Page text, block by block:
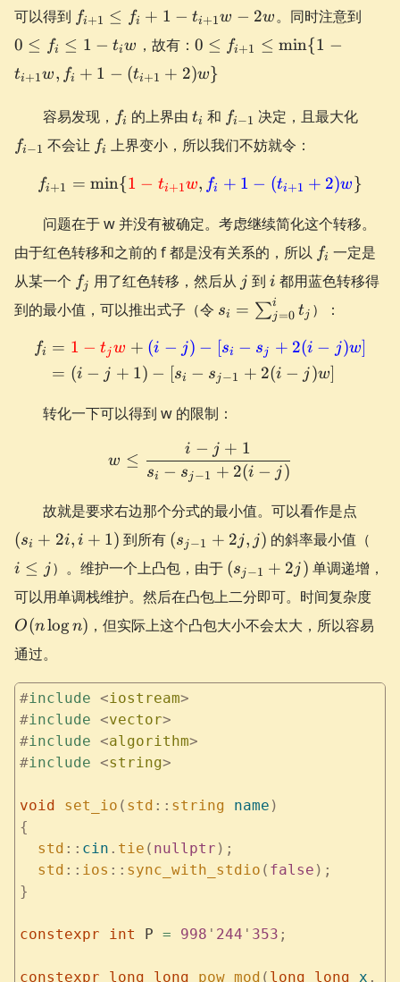
可以得到 f_{i+1}
\le f_{i}
+1-
t_{i+1}w-
fi+1 ≤ fi + 1 − ti+1w − 2w。同时注意到
0 ≤ fi ≤ 1 − tiw ，故有： 0 \le f_{i+1} \le
\min\{1 -
t_{i+1}w,
(t_{i+1}+2)w\}
0 ≤ fi+1 ≤ min{1 −
ti+1w, fi + 1 − (ti+1 + 2)w}
容易发现， f_{i}
fi 的上界由t_{i}
ti 和 f_{i-
1}
fi−1 决定，且最大化
fi−1 不会让 f_{i}
fi 上界变小，所以我们不妨就令：
fi+1 = min{1 − ti+1w, fi + 1 − (ti+1 + 2)w}
问题在于 w 并没有被确定。考虑继续简化这个转移。
由于红色转移和之前的 f 都是没有关系的，所以 f_{i}
fi 一定是
从某一个 f_{j}
fj 用了红色转移，然后从 j
j 到i
i 都用蓝色转移得
到的最小值，可以推出式子（令 s_{i}=\sum_{j=0}^{i}
t_{j}
si = ∑j =0
i tj ）：
\begin{aligned} f_{i}
fi = 1 − tjw + (i − j) − [si − sj + 2(i − j)w]
= (i − j + 1) − [si − sj−1 + 2(i − j)w]
转化一下可以得到 w 的限制：
w \le \frac{i - j +
w ≤
si − sj −1 + 2(i − j)
i − j + 1
故就是要求右边那个分式的最小值。可以看作是点
i+1)
(si + 2i, i + 1) 到所有 (s_{j-
1} +
2j, j)
(sj−1 + 2j, j) 的斜率最小值（
j
i ≤ j）。维护一个上凸包，由于 (s_{j-
1}
+2j)
(sj−1 + 2j) 单调递增，
可以用单调栈维护。然后在凸包上二分即可。时间复杂度
O(nlogn) ，但实际上这个凸包大小不会太大，所以容易
通过。
#include <iostream>
#include <vector>
#include <algorithm>
#include <string>
void set_io ( std :: string name )
{
  std
:: cin . tie ( nullptr );
  std
:: ios :: sync_with_stdio ( false );
}
constexpr int P = 998 ' 244 ' 353 ;
constexpr long long pow_mod ( long long x ,